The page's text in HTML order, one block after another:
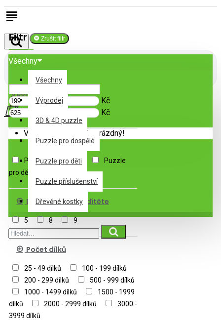
Všechny
Všechny
Výprodej
3D & 4D puzzle
Puzzle pro dospělé
Puzzle pro děti
Puzzle příslušenství
Dřevěné kostky
0 položek - 0Kč
Váš nákupní košík je prázdný!
Filtr Zrušit filtr
Cena
Kč
Kč
Podkategorie
Puzzle pro dospělé
Puzzle
pro děti
Doporučený věk dítěte
5 8 9
Počet dílků
25 - 49 dílků
100 - 199 dílků
200 - 299 dílků
500 - 999 dílků
1000 - 1499 dílků
1500 - 1999
dílků
2000 - 2999 dílků
3000 -
3999 dílků